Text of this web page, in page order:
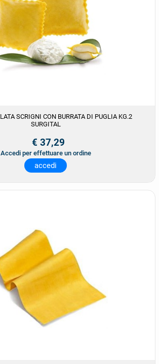
SCRIGNI CON BURRATA DI PUGLIA KG.2
SURGITAL
€ 37,29
Accedi per effettuare un ordine
accedi